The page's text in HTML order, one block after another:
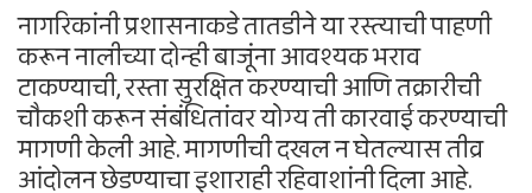
नागरिकांनी प्रशासनाकडे तातडीने या रस्त्याची पाहणी
करून नालीच्या दोन्ही बाजूंना आवश्यक भराव
टाकण्याची, रस्ता सुरक्षित करण्याची आणि तक्रारीची
चौकशी करून संबंधितांवर योग्य ती कारवाई करण्याची
मागणी केली आहे. मागणीची दखल न घेतल्यास तीव्र
आंदोलन छेडण्याचा इशाराही रहिवाशांनी दिला आहे.